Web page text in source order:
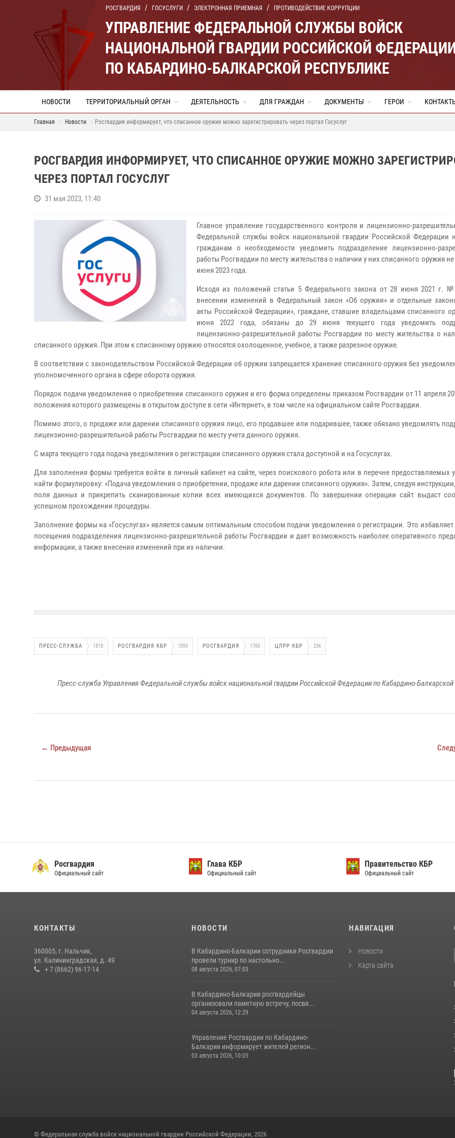
РОСГВАРДИЯ ГОСУСЛУГИ ЭЛЕКТРОННАЯ ПРИЕМНАЯ ПРОТИВОДЕЙСТВИЕ КОРРУПЦИИ
УПРАВЛЕНИЕ ФЕДЕРАЛЬНОЙ СЛУЖБЫ ВОЙСК
НАЦИОНАЛЬНОЙ ГВАРДИИ РОССИЙСКОЙ
ПО КАБАРДИНО-БАЛКАРСКОЙ РЕСПУБЛИКЕ
НОВОСТИ ТЕРРИТОРИАЛЬНЫЙ ОРГАН ДЕЯТЕЛЬНОСТЬ ДЛЯ ГРАЖДАН ДОКУМЕНТЫ ГЕРОИ
Главная Новости Росгвардия информирует, что списанное оружие можно зарегистрировать через портал Госуслуг
РОСГВАРДИЯ ИНФОРМИРУЕТ, ЧТО СПИСАННОЕ ОРУЖИЕ МОЖНО
ЧЕРЕЗ ПОРТАЛ ГОСУСЛУГ
31 мая 2023, 11:40
Главное управление государственного контроля и лицензионно-
Федеральной службы войск национальной гвардии Российской Федерации
гражданам о необходимости уведомить подразделение лицензионно-
работы Росгвардии по месту жительства о наличии у них списанного оружия
июня 2023 года.
Исходя из положений статьи 5 Федерального закона от 28 июня 2021 г.
внесении изменений в Федеральный закон «Об оружии» и отдельные
акты Российской Федерации», граждане, ставшие владельцами списанного
июня 2022 года, обязаны до 29 июня текущего года уведомить
лицензионно-разрешительной работы Росгвардии по месту жительства о
списанного оружия. При этом к списанному оружию относятся охолощенное, учебное, а также разрезное оружие.
В соответствии с законодательством Российской Федерации об оружии запрещается хранение списанного оружия без
уполномоченного органа в сфере оборота оружия.
Порядок подачи уведомления о приобретении списанного оружия и его форма определены приказом Росгвардии от 11 апреля
положения которого размещены в открытом доступе в сети «Интернет», в том числе на официальном сайте Росгвардии.
Помимо этого, о продаже или дарении списанного оружия лицо, его продавшее или подарившее, также обязано уведомлять
лицензионно-разрешительной работы Росгвардии по месту учета данного оружия.
С марта текущего года подача уведомления о регистрации списанного оружия стала доступной и на Госуслугах.
Для заполнения формы требуется войти в личный кабинет на сайте, через поискового робота или в перечне предоставляемых
найти формулировку: «Подача уведомления о приобретении, продаже или дарении списанного оружия». Затем, следуя
поля данных и прикрепить сканированные копии всех имеющихся документов. По завершении операции сайт выдаст
успешном прохождении процедуры.
Заполнение формы на «Госуслугах» является самым оптимальным способом подачи уведомления о регистрации. Это избавляет
посещения подразделения лицензионно-разрешительной работы Росгвардии и дает возможность наиболее оперативного
информации, а также внесения изменений при их наличии.
ПРЕСС-СЛУЖБА 1818 РОСГВАРДИЯ КБР 1859 РОСГВАРДИЯ 1785 ЦЛРР КБР 236
Пресс-служба Управления Федеральной службы войск национальной гвардии Российской Федерации по Кабардино-Балкарской
← Предыдущая
Росгвардия
Официальный сайт
Глава КБР
Официальный сайт
Правительство КБР
Официальный сайт
КОНТАКТЫ
360005, г. Нальчик,
ул. Калининградская, д. 49
+ 7 (8662) 96-17-14
НОВОСТИ
В Кабардино-Балкарии сотрудники Росгвардии
провели турнир по настольно...
08 августа 2026, 07:03
В Кабардино-Балкарии росгвардейцы
организовали памятную встречу, посвя...
04 августа 2026, 12:29
Управление Росгвардии по Кабардино-
Балкарии информирует жителей регион...
03 августа 2026, 10:05
НАВИГАЦИЯ
Новости
Карта сайта
© Федеральная служба войск национальной гвардии Российской Федерации, 2026